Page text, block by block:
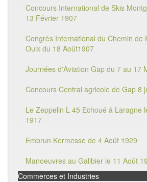
Concours International de Skis
13 Février 1907
Congrès International du Chemin de
Oulx du 18 Août1907
Journées d'Aviation Gap du 7 au 17
Concours Central agricole de Gap 8
Le Zeppelin L 45 Echoué à Laragne
1917
Embrun Kermesse de 4 Août 1929
Manoeuvres au Galibier le 11 Août
Commerces et Industries